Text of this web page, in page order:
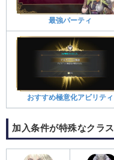
最強パーティ
おすすめ極意化アビリティ
加入条件が特殊なクラス